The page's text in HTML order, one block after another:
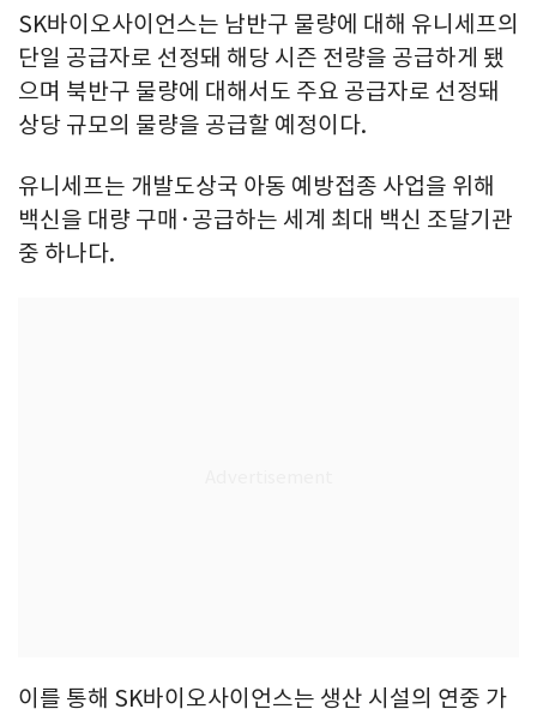
SK바이오사이언스는 남반구 물량에 대해 유니세프의
단일 공급자로 선정돼 해당 시즌 전량을 공급하게 됐
으며 북반구 물량에 대해서도 주요 공급자로 선정돼
상당 규모의 물량을 공급할 예정이다.
유니세프는 개발도상국 아동 예방접종 사업을 위해
백신을 대량 구매·공급하는 세계 최대 백신 조달기관
중 하나다.
이를 통해 SK바이오사이언스는 생산 시설의 연중 가